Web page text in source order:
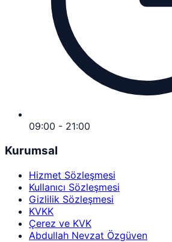
09:00 - 21:00
Kurumsal
Hizmet Sözleşmesi
Kullanıcı Sözleşmesi
Gizlilik Sözleşmesi
KVKK
Çerez ve KVK
Abdullah Nevzat Özgüven